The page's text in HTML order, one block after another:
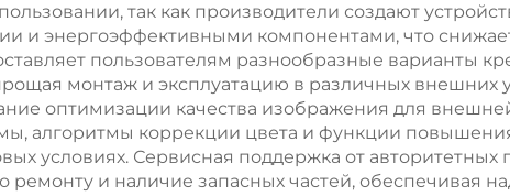
так как производители создают
и энергоэффективными компонентами, что
пользователям разнообразные варианты
монтаж и эксплуатацию в различных внешних
оптимизации качества изображения для
алгоритмы коррекции цвета и функции
условиях. Сервисная поддержка от
ремонту и наличие запасных частей, обеспечивая